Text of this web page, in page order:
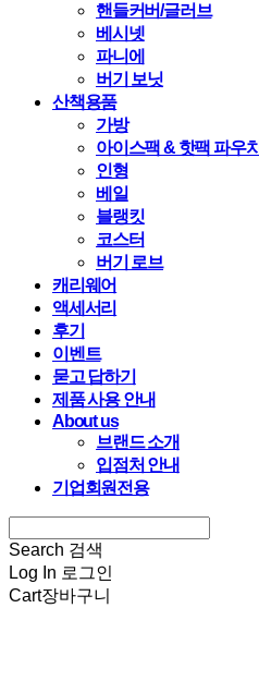
핸들커버/글러브
베시넷
파니에
버기 보닛
산책용품
가방
아이스팩 & 핫팩 파우치
인형
베일
블랭킷
코스터
버기 로브
캐리웨어
액세서리
후기
이벤트
묻고 답하기
제품 사용 안내
About us
브랜드 소개
입점처 안내
기업회원전용
Search 검색
Log In 로그인
Cart장바구니